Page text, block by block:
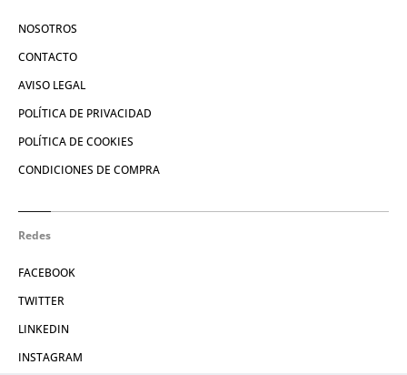
NOSOTROS
CONTACTO
AVISO LEGAL
POLÍTICA DE PRIVACIDAD
POLÍTICA DE COOKIES
CONDICIONES DE COMPRA
Redes
FACEBOOK
TWITTER
LINKEDIN
INSTAGRAM